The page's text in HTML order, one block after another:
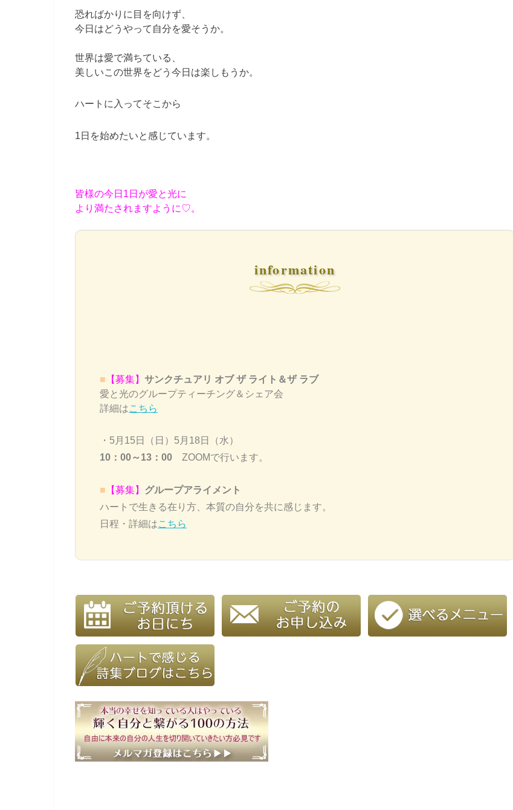
恐ればかりに目を向けず、
今日はどうやって自分を愛そうか。
世界は愛で満ちている、
美しいこの世界をどう今日は楽しもうか。
ハートに入ってそこから
1日を始めたいと感じています。
皆様の今日1日が愛と光に
より満たされますように♡。
information
■ 【募集】 サンクチュアリ オブ ザ ライト＆ザ ラブ
愛と光のグループティーチング＆シェア会
詳細はこちら
・5月15日（日）5月18日（水）
10：00～13：00 ZOOMで行います。
■ 【募集】 グループアライメント
ハートで生きる在り方、本質の自分を共に感じます。
日程・詳細はこちら